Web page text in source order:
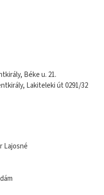
Béke u. 21.
Lakiteleki út 0291/32
Lajosné